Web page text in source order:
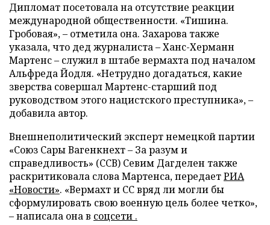
Дипломат посетовала на отсутствие реакции
международной общественности. «Тишина.
Гробовая», – отметила она. Захарова также
указала, что дед журналиста – Ханс-Херманн
Мартенс – служил в штабе вермахта под началом
Альфреда Йодля. «Нетрудно догадаться, какие
зверства совершал Мартенс-старший под
руководством этого нацистского преступника», –
добавила автор.
Внешнеполитический эксперт немецкой партии
«Союз Сары Вагенкнехт – За разум и
справедливость» (ССВ) Севим Дагделен также
раскритиковала слова Мартенса, передаетРИА
«Новости». «Вермахт и СС вряд ли могли бы
сформулировать свою военную цель более четко»,
– написала она в соцсети .